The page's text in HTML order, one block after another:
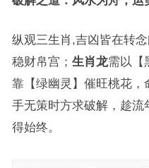
纵观三生肖,吉凶皆在转念
稳财帛宫； 生肖龙需以【
靠【绿幽灵】催旺桃花，
手无策时方求破解，趁
得始终。